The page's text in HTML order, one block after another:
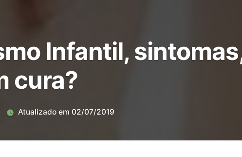
Infantil,
cura?
Atualizado em 02/07/2019